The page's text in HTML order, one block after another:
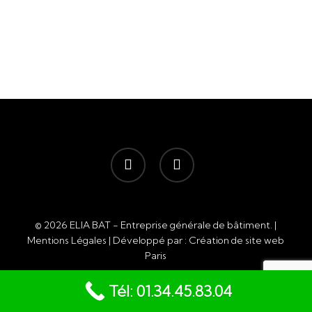
facebook instagram
© 2026 ELIA BAT - Entreprise générale de bâtiment. |
Mentions Légales | Développé par : Création de site web
Paris
Tél: 01.34.45.83.04